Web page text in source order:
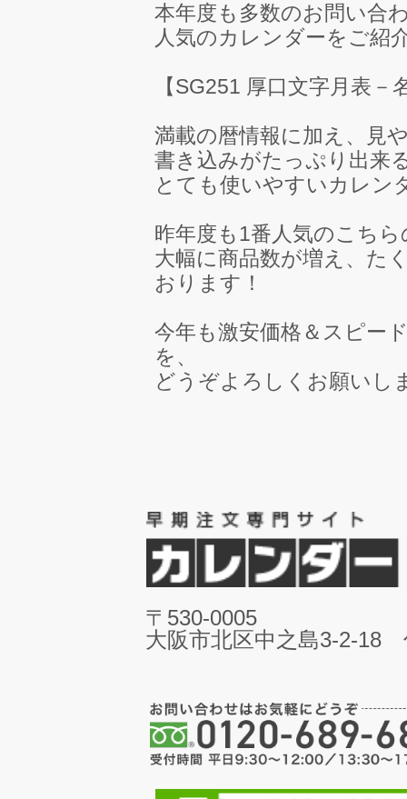
本年度も多数のお問い合
人気のカレンダーをご紹
【SG251 厚口文字月表
満載の暦情報に加え、見
書き込みがたっぷり出来
とても使いやすいカレン
昨年度も1番人気のこち
大幅に商品数が増え、た
おります！
今年も激安価格＆スピー
を、
どうぞよろしくお願いし
〒530-0005
大阪市北区中之島3-2-18